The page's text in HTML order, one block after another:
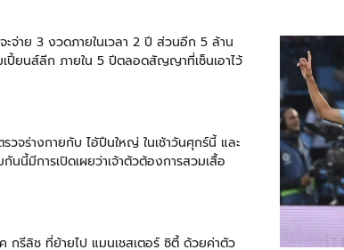
จ่าย 3 งวดภายในเวลา 2 ปี ส่วนอีก 5 ล้าน
ปี้ยนส์ลีก ภายใน 5 ปีตลอดสัญญาที่เซ็นเอาไว้
จร่างกายกับ ไอ้ปืนใหญ่ ในเช้าวันศุกร์นี้ และ
นี้มีการเปิดเผยว่าเจ้าตัวต้องการสวมเสื้อ
กรีลิช ที่ย้ายไป แมนเชสเตอร์ ซิตี้ ด้วยค่าตัว